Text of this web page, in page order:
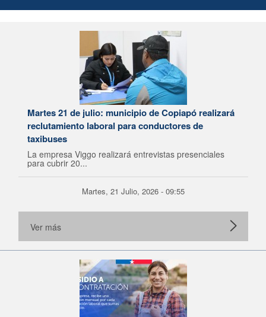
Martes 21 de julio: municipio de Copiapó realizará
reclutamiento laboral para conductores de
taxibuses
La empresa Viggo realizará entrevistas presenciales
para cubrir 20...
Martes, 21 Julio, 2026 - 09:55
Ver más